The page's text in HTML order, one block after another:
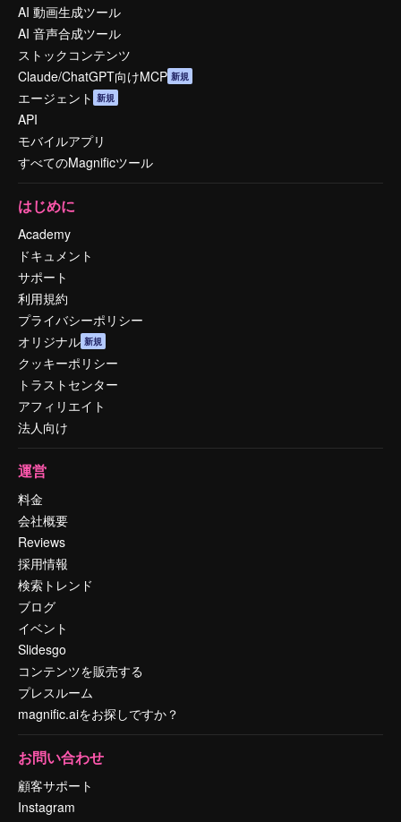
AI 動画生成ツール
AI 音声合成ツール
ストックコンテンツ
Claude/ChatGPT向けMCP 新規
エージェント 新規
API
モバイルアプリ
すべてのMagnificツール
はじめに
Academy
ドキュメント
サポート
利用規約
プライバシーポリシー
オリジナル 新規
クッキーポリシー
トラストセンター
アフィリエイト
法人向け
運営
料金
会社概要
Reviews
採用情報
検索トレンド
ブログ
イベント
Slidesgo
コンテンツを販売する
プレスルーム
magnific.aiをお探しですか？
お問い合わせ
顧客サポート
Instagram